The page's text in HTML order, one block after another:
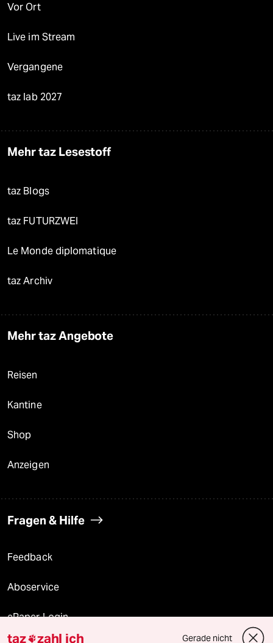
Vor Ort
Live im Stream
Vergangene
taz lab 2027
Mehr taz Lesestoff
taz Blogs
taz FUTURZWEI
Le Monde diplomatique
taz Archiv
Mehr taz Angebote
Reisen
Kantine
Shop
Anzeigen
Fragen & Hilfe
Feedback
Aboservice
ePaper Login
taz zahl ich Gerade nicht